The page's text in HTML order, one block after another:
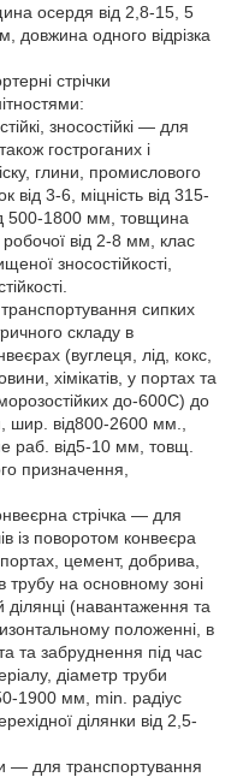
осердя від 2,8-15, 5
довжина одного відрізка
стрічки
зносостійкі — для
гостроганих і
глини, промислового
від 3-6, міцність від 315-
500-1800 мм, товщина
від 2-8 мм, клас
зносостійкості,
сипких
складу в
(вуглеця, лід, кокс,
хімікатів, у портах та
до-600С) до
шир. від800-2600 мм.,
раб. від5-10 мм, товщ.
призначення,
стрічка — для
із поворотом конвеєра
цемент, добрива,
трубу на основному зоні
(навантаження та
положенні, в
та забруднення під час
діаметр труби
1900 мм, min. радіус
ділянки від 2,5-
— для транспортування